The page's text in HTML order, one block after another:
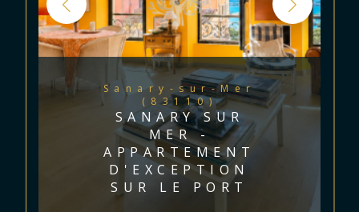
Sanary-sur-Mer
(83110)
SANARY SUR
MER -
APPARTEMENT
D'EXCEPTION
SUR LE PORT